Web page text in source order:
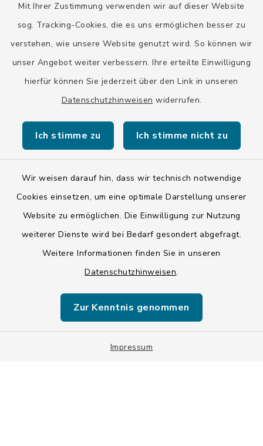
Mit Ihrer Zustimmung verwenden wir auf dieser Website
sog. Tracking-Cookies, die es uns ermöglichen besser zu
verstehen, wie unsere Website genutzt wird. So können wir
unser Angebot weiter verbessern. Ihre erteilte Einwilligung
hierfür können Sie jederzeit über den Link in unseren
Datenschutzhinweisen widerrufen.
Ich stimme zu Ich stimme nicht zu
Wir weisen darauf hin, dass wir technisch notwendige
Cookies einsetzen, um eine optimale Darstellung unserer
Website zu ermöglichen. Die Einwilligung zur Nutzung
weiterer Dienste wird bei Bedarf gesondert abgefragt.
Weitere Informationen finden Sie in unseren
Datenschutzhinweisen.
Zur Kenntnis genommen
Impressum
Landratsamt Bad Tölz-Wolfratshausen
BayernPortal
Kontakt
Barrierefreiheit
Impressum
LSI-Siegel
Datenschutzgrundverordnung
Sitemap